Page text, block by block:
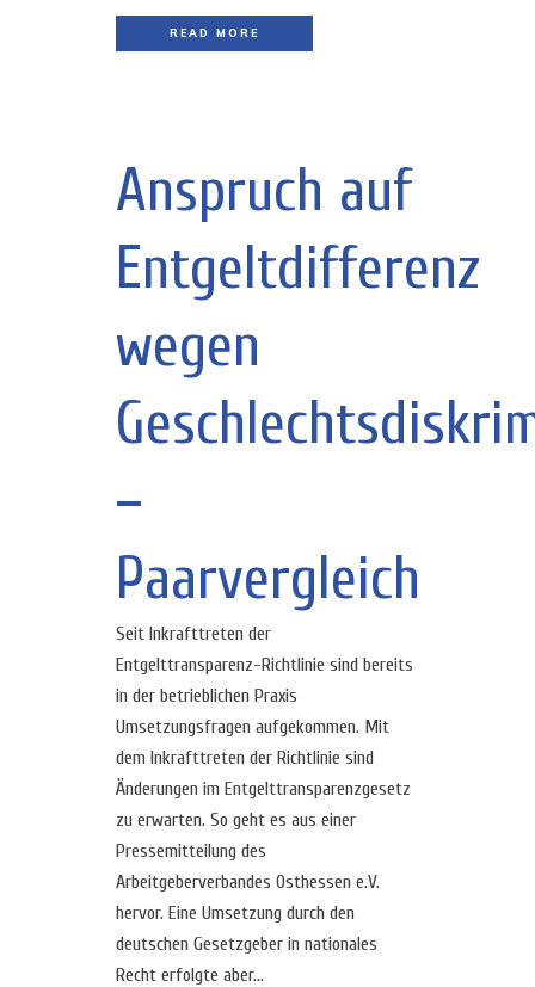
READ MORE
Anspruch auf
Entgeltdifferenz
wegen
–
Paarvergleich
Seit Inkrafttreten der
Entgelttransparenz-Richtlinie sind bereits
in der betrieblichen Praxis
Umsetzungsfragen aufgekommen. Mit
dem Inkrafttreten der Richtlinie sind
Änderungen im Entgelttransparenzgesetz
zu erwarten. So geht es aus einer
Pressemitteilung des
Arbeitgeberverbandes Osthessen e.V.
hervor. Eine Umsetzung durch den
deutschen Gesetzgeber in nationales
Recht erfolgte aber...